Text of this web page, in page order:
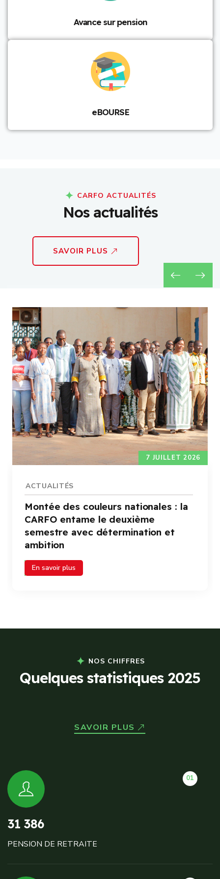
Avance sur pension
eBOURSE
CARFO ACTUALITÉS
Nos actualités
SAVOIR PLUS
ACTUALITÉS
7 JUILLET 2026
Montée des couleurs nationales : la
CARFO entame le deuxième
semestre avec détermination et
ambition
En savoir plus
NOS CHIFFRES
Quelques statistiques 2025
SAVOIR PLUS
01
31 386
PENSION DE RETRAITE